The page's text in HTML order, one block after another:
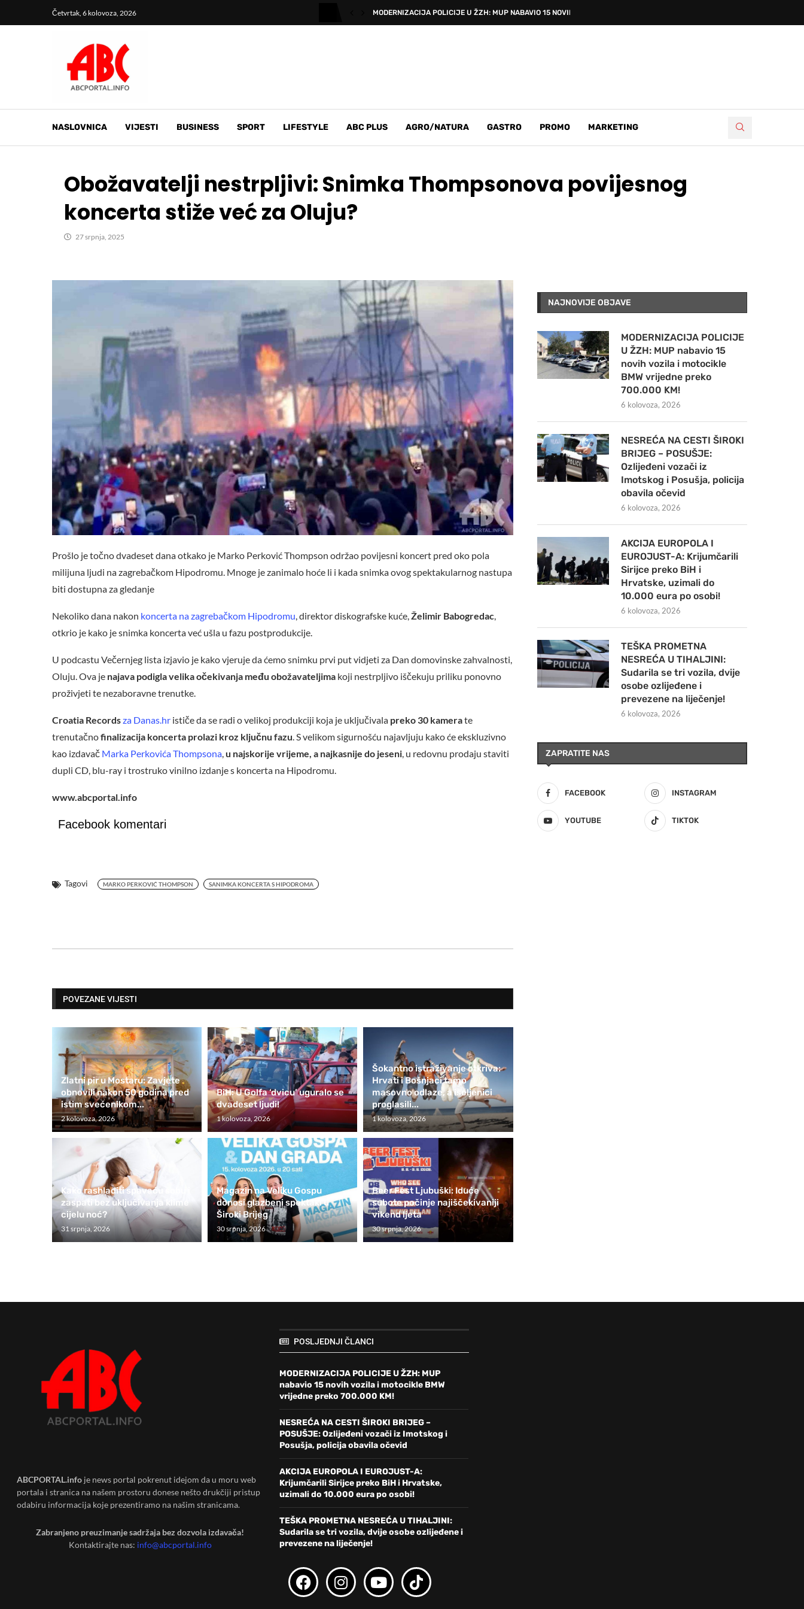
Četvrtak, 6 kolovoza, 2026 MODERNIZACIJA POLICIJE U ŽZH: MUP NABAVIO 15 NOVIH...
NASLOVNICA VIJESTI BUSINESS SPORT LIFESTYLE ABC PLUS AGRO/NATURA GASTRO PROMO MARKETING
Obožavatelji nestrpljivi: Snimka Thompsonova povijesnog
koncerta stiže već za Oluju?
27 srpnja, 2025
Prošlo je točno dvadeset dana otkako je Marko Perković Thompson održao povijesni koncert pred oko pola
milijuna ljudi na zagrebačkom Hipodromu. Mnoge je zanimalo hoće li i kada snimka ovog spektakularnog nastupa
biti dostupna za gledanje
Nekoliko dana nakon koncerta na zagrebačkom Hipodromu, direktor diskografske kuće,Želimir Babogredac,
otkrio je kako je snimka koncerta već ušla u fazu postprodukcije.
U podcastu Večernjeg lista izjavio je kako vjeruje da ćemo snimku prvi put vidjeti za Dan domovinske zahvalnosti,
Oluju. Ova je najava podigla velika očekivanja među obožavateljima koji nestrpljivo iščekuju priliku ponovno
proživjeti te nezaboravne trenutke.
Croatia Recordsza Danas.hr ističe da se radi o velikoj produkciji koja je uključivala preko 30 kamerate
trenutačnofinalizacija koncerta prolazi kroz ključnu fazu. S velikom sigurnošću najavljuju kako će ekskluzivno
kao izdavač Marka Perkovića Thompsona, u najskorije vrijeme, a najkasnije do jeseni, u redovnu prodaju staviti
dupli CD, blu-ray i trostruko vinilno izdanje s koncerta na Hipodromu.
www.abcportal.info
Facebook komentari
Tagovi MARKO PERKOVIĆ THOMPSON SANIMKA KONCERTA S HIPODROMA
POVEZANE VIJESTI
Zlatni pir u Mostaru: Zavjete
obnovili nakon 50 godina pred
istim svećenikom...
2 kolovoza, 2026
BiH: U Golfa ‘dvicu’ uguralo se
dvadeset ljudi!
1 kolovoza, 2026
Šokantno istraživanje otkriva:
Hrvati i Bošnjaci tamo
masovno odlaze, a iseljenici
proglasili...
1 kolovoza, 2026
Kako rashladiti spavaću sobu i
zaspati bez uključivanja klime
cijelu noć?
31 srpnja, 2026
Magazin na Veliku Gospu
donosi glazbeni spektakl u
Široki Brijeg
30 srpnja, 2026
Beer Fest Ljubuški: Iduće
subote počinje najiščekivaniji
vikend ljeta
30 srpnja, 2026
NAJNOVIJE OBJAVE
MODERNIZACIJA POLICIJE
U ŽZH: MUP nabavio 15
novih vozila i motocikle
BMW vrijedne preko
700.000 KM!
6 kolovoza, 2026
NESREĆA NA CESTI ŠIROKI
BRIJEG – POSUŠJE:
Ozlijeđeni vozači iz
Imotskog i Posušja, policija
obavila očevid
6 kolovoza, 2026
AKCIJA EUROPOLA I
EUROJUST-A: Krijumčarili
Sirijce preko BiH i
Hrvatske, uzimali do
10.000 eura po osobi!
6 kolovoza, 2026
TEŠKA PROMETNA
NESREĆA U TIHALJINI:
Sudarila se tri vozila, dvije
osobe ozlijeđene i
prevezene na liječenje!
6 kolovoza, 2026
ZAPRATITE NAS
FACEBOOK INSTAGRAM
YOUTUBE TIKTOK
ABCPORTAL.info je news portal pokrenut idejom da u moru web
portala i stranica na našem prostoru donese nešto drukčiji pristup
odabiru informacija koje prezentiramo na našim stranicama.
Zabranjeno preuzimanje sadržaja bez dozvola izdavača!
Kontaktirajte nas: info@abcportal.info
POSLJEDNJI ČLANCI
MODERNIZACIJA POLICIJE U ŽZH: MUP
nabavio 15 novih vozila i motocikle BMW
vrijedne preko 700.000 KM!
NESREĆA NA CESTI ŠIROKI BRIJEG –
POSUŠJE: Ozlijeđeni vozači iz Imotskog i
Posušja, policija obavila očevid
AKCIJA EUROPOLA I EUROJUST-A:
Krijumčarili Sirijce preko BiH i Hrvatske,
uzimali do 10.000 eura po osobi!
TEŠKA PROMETNA NESREĆA U TIHALJINI:
Sudarila se tri vozila, dvije osobe ozlijeđene i
prevezene na liječenje!